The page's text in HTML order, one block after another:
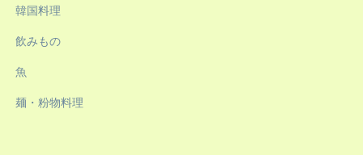
韓国料理
飲みもの
魚
麺・粉物料理